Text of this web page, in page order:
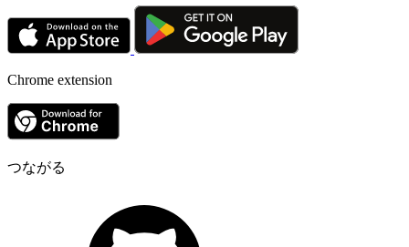
Chrome extension
つながる